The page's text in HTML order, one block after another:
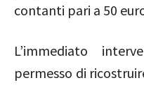
contanti pari a 50
L’immediato
permesso di